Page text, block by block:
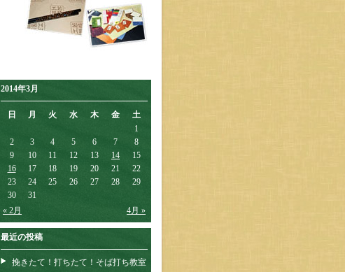
2014年3月
日 月 火 水 木 金 土
« 2月 4月 »
1
2
3 4 5 6 7
8
9
10 11 12 13 14
15
16
17 18 19 20 21
22
23
24 25 26 27 28
29
30
31
最近の投稿
挽きたて！打ちたて！そば打ち教室